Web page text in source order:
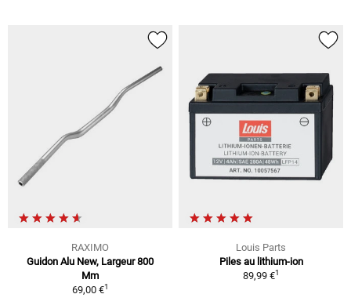
RAXIMO
Guidon Alu New, Largeur 800
Mm
69,00 €1
Louis Parts
Piles au lithium-ion
89,99 €1